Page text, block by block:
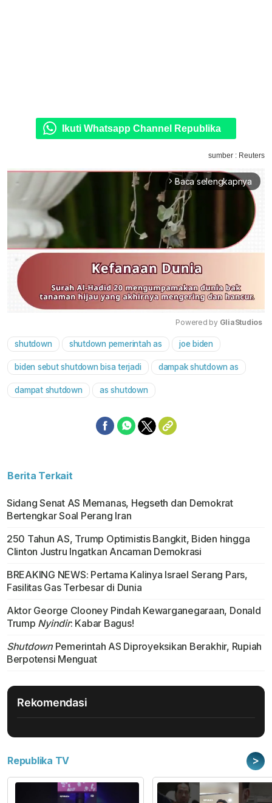
Ikuti Whatsapp Channel Republika
sumber : Reuters
arrow_forward_ios Baca selengkapnya
Powered by GliaStudios
shutdown shutdown pemerintah as joe biden
biden sebut shutdown bisa terjadi dampak shutdown as
dampat shutdown as shutdown
Berita Terkait
Sidang Senat AS Memanas, Hegseth dan Demokrat
Bertengkar Soal Perang Iran
250 Tahun AS, Trump Optimistis Bangkit, Biden hingga
Clinton Justru Ingatkan Ancaman Demokrasi
BREAKING NEWS: Pertama Kalinya Israel Serang Pars,
Fasilitas Gas Terbesar di Dunia
Aktor George Clooney Pindah Kewarganegaraan, Donald
Trump Nyindir: Kabar Bagus!
ShutdownPemerintah AS Diproyeksikan Berakhir, Rupiah
Berpotensi Menguat
Rekomendasi
Republika TV >